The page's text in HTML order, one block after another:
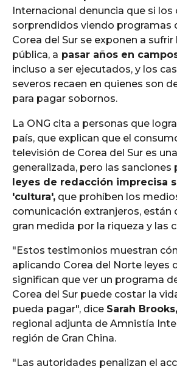
Internacional denuncia que si
sorprendidos viendo programas
Corea del Sur se exponen a
pública, a pasar años en
incluso a ser ejecutados, y los
severos recaen en quienes son
para pagar sobornos.
La ONG cita a personas que
país, que explican que el
televisión de Corea del Sur es
generalizada, pero las sanciones
leyes de redacción imprecisa
'cultura', que prohíben los
comunicación extranjeros, están
gran medida por la riqueza y las
"Estos testimonios muestran
aplicando Corea del Norte leyes
significan que ver un programa
Corea del Sur puede costar la
pueda pagar", dice Sarah Brooks,
regional adjunta de Amnistía
región de Gran China.
"Las autoridades penalizan el